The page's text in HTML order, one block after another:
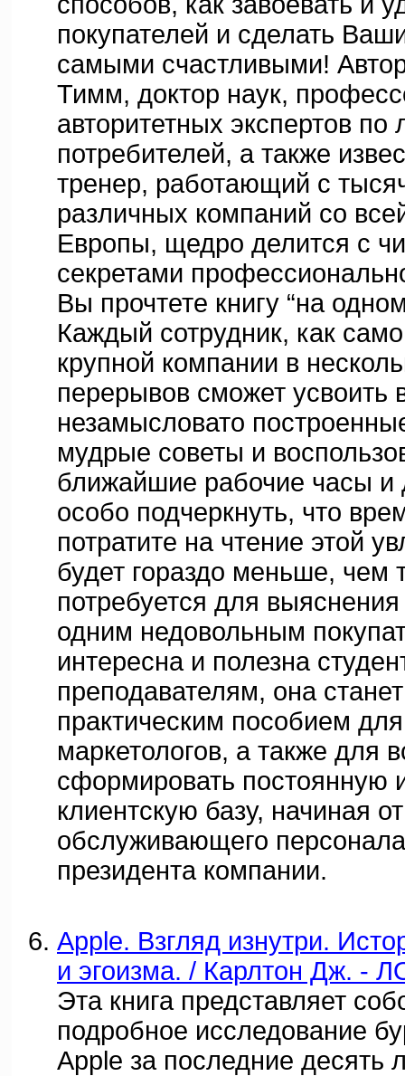
покупателей и сделать
самыми счастливыми!
Тимм, доктор наук,
авторитетных экспертов по
потребителей, а также
тренер, работающий с
различных компаний со
Европы, щедро делится с
секретами
Вы прочтете книгу “на
Каждый сотрудник, как
крупной компании в
перерывов сможет усвоить
незамысловато
мудрые советы и
ближайшие рабочие часы и
особо подчеркнуть, что
потратите на чтение этой
будет гораздо меньше, чем
потребуется для
одним недовольным
интересна и полезна
преподавателям, она
практическим пособием
маркетологов, а также для
сформировать постоянную
клиентскую базу, начиная
обслуживающего
президента компании.
Apple. Взгляд изнутри.
и эгоизма. / Карлтон Дж. -
Эта книга представляет
подробное исследование
Apple за последние десять